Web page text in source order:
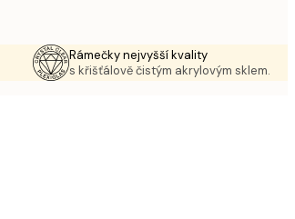
Rámečky nejvyšší kvality
s křišťálově čistým akrylovým sklem.